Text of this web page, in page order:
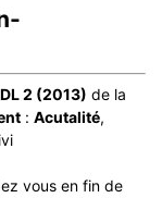
2 (2013) de la
: Acutalité,
vous en fin de